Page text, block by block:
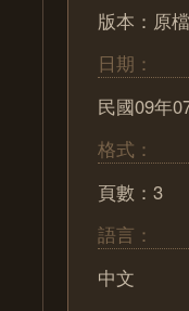
版本：原
日期：
民國09年
格式：
頁數：3
語言：
中文